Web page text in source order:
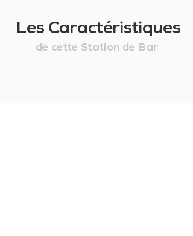
Les Caractéristiques
de cette Station de Bar